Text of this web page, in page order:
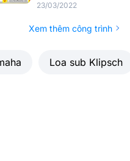
23/03/2022
Xem thêm công trình
Loa sub Klipsch